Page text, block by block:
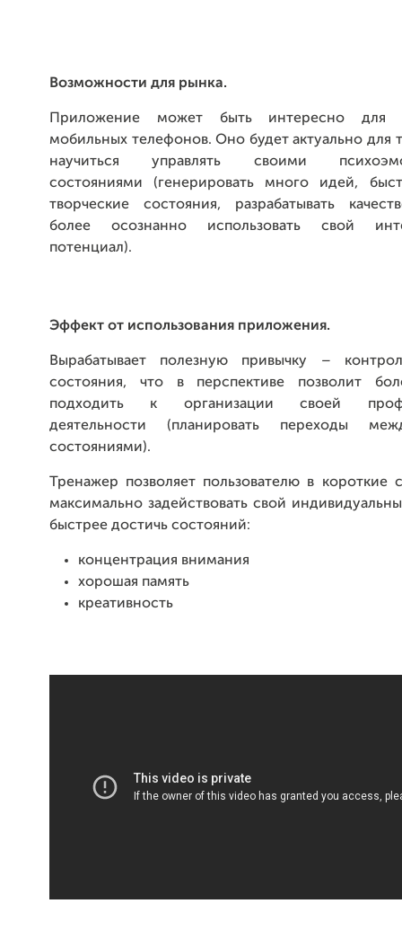
Возможности для рынка.
Приложение может быть интересно для
мобильных телефонов. Оно будет актуально для
научиться управлять своими
состояниями (генерировать много идей,
творческие состояния, разрабатывать
более осознанно использовать свой
потенциал).
Эффект от использования приложения.
Вырабатывает полезную привычку –
состояния, что в перспективе позволит
подходить к организации своей
деятельности (планировать переходы
состояниями).
Тренажер позволяет пользователю в короткие
максимально задействовать свой
быстрее достичь состояний:
концентрация внимания
хорошая память
креативность